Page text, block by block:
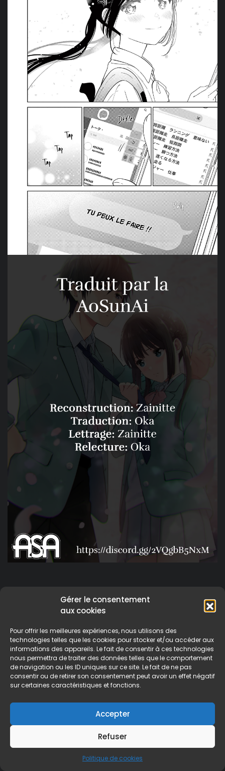
Gérer le consentement
aux cookies
Pour offrir les meilleures expériences, nous utilisons des
technologies telles que les cookies pour stocker et/ou accéder aux
informations des appareils. Le fait de consentir à ces technologies
nous permettra de traiter des données telles que le comportement
de navigation ou les ID uniques sur ce site. Le fait de ne pas
consentir ou de retirer son consentement peut avoir un effet négatif
sur certaines caractéristiques et fonctions.
Accepter
Refuser
Politique de cookies
Comments for chapter "Chapitre 47"
MANGA DISCUSSION
Laisser un commentaire
Votre adresse e-mail ne sera pas publiée. Les champs
obligatoires sont indiqués avec*